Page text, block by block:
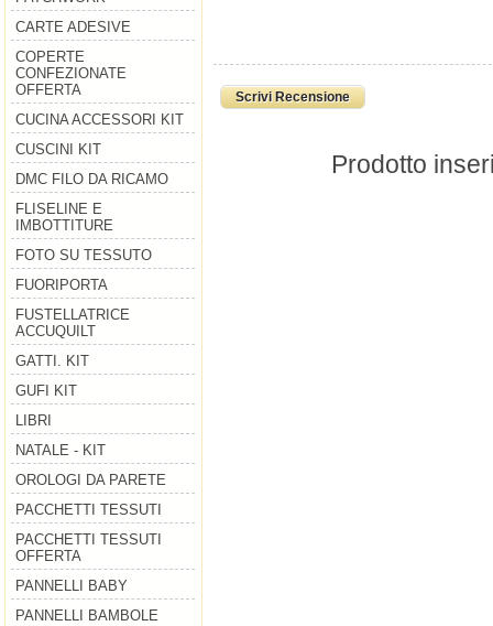
CARTE ADESIVE
COPERTE
CONFEZIONATE
OFFERTA
CUCINA ACCESSORI KIT
CUSCINI KIT
DMC FILO DA RICAMO
FLISELINE E
IMBOTTITURE
FOTO SU TESSUTO
FUORIPORTA
FUSTELLATRICE
ACCUQUILT
GATTI. KIT
GUFI KIT
LIBRI
NATALE - KIT
OROLOGI DA PARETE
PACCHETTI TESSUTI
PACCHETTI TESSUTI
OFFERTA
PANNELLI BABY
PANNELLI BAMBOLE
Scrivi Recensione
Prodotto